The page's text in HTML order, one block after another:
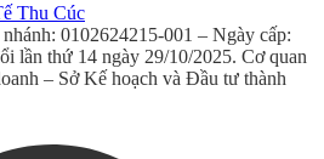
Thu Cúc
0102624215-001 – Ngày cấp:
lần thứ 14 ngày 29/10/2025. Cơ quan
– Sở Kế hoạch và Đầu tư thành